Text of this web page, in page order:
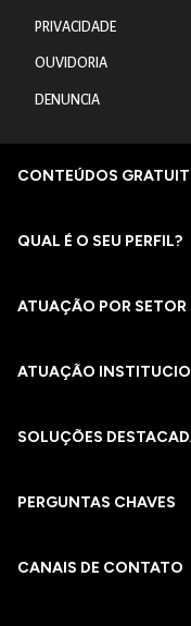
PRIVACIDADE
OUVIDORIA
DENUNCIA
CONTEÚDOS
QUAL É O SEU PERFIL?
ATUAÇÃO POR SETOR
ATUAÇÃO
SOLUÇÕES
PERGUNTAS CHAVES​
CANAIS DE CONTATO